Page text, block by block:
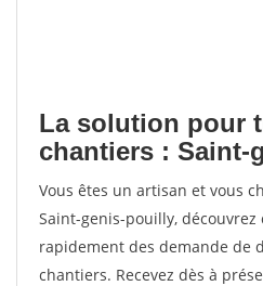
La solution pour
chantiers : Saint-
Vous êtes un artisan et vous
Saint-genis-pouilly,
rapidement des demande de
chantiers. Recevez dès à